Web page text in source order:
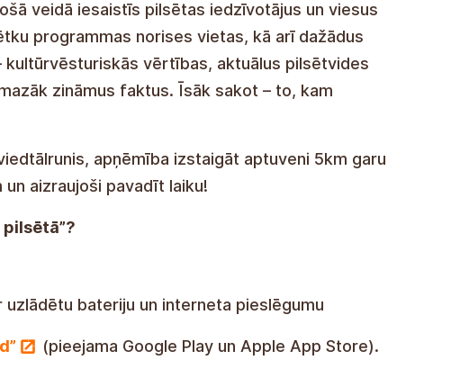
veidā iesaistīs pilsētas iedzīvotājus un viesus
programmas norises vietas, kā arī dažādus
kultūrvēsturiskās vērtības, aktuālus pilsētvides
zināmus faktus. Īsāk sakot – to, kam
apņēmība izstaigāt aptuveni 5km garu
aizraujoši pavadīt laiku!
bateriju un interneta pieslēgumu
(pieejama Google Play un Apple App Store).